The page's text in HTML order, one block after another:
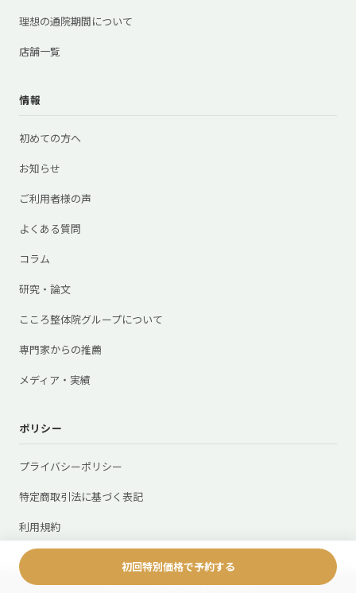
理想の通院期間について
店舗一覧
情報
初めての方へ
お知らせ
ご利用者様の声
よくある質問
コラム
研究・論文
こころ整体院グループについて
専門家からの推薦
メディア・実績
ポリシー
プライバシーポリシー
特定商取引法に基づく表記
利用規約
© 2026 株式会社givers All rights reserved.
初回特別価格で予約する